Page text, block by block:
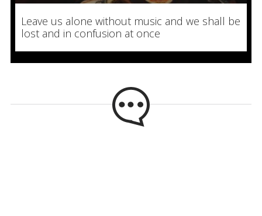
Leave us alone without music and we shall be
lost and in confusion at once